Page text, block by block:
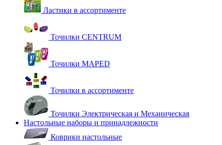
Ластики в ассортименте
Точилки CENTRUM
Точилки MAPED
Точилки в ассортименте
Точилки Электрическая и Механическая
Настольные наборы и принадлежности
Коврики настольные